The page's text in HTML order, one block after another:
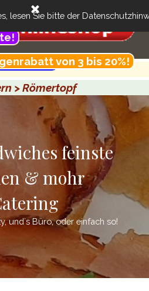
lesen Sie bitte der
Suchen
Menü überspringen
Menü!
& more + Catering
von 3 bis 20%!
> Römertopf
feinste
& mohr
und´s Büro, oder einfach so!